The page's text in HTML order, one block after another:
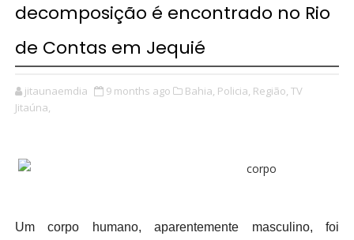
decomposição é encontrado no Rio
de Contas em Jequié
jitaunaemdia 9 months ago Bahia, Policia, Região, TV
Jitaúna,
Um corpo humano, aparentemente masculino, foi